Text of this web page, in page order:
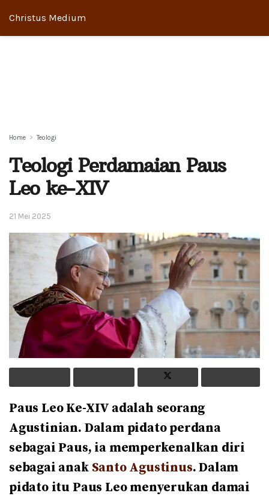
Christus Medium
Home Teologi
Teologi Perdamaian Paus
Leo ke-XIV
21 Mei 2025
Paus Leo Ke-XIV adalah seorang
Agustinian. Dalam pidato perdana
sebagai Paus, ia memperkenalkan diri
sebagai anak Santo Agustinus. Dalam
pidato itu Paus Leo menyerukan damai